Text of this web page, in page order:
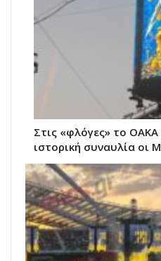
Στις «φλόγες» το ΟΑΚΑ
ιστορική συναυλία οι